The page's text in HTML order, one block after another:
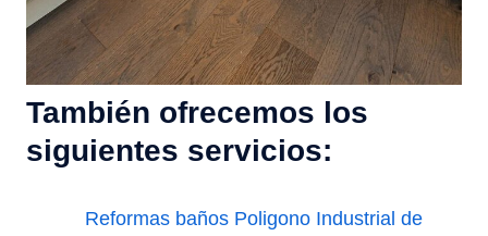
También ofrecemos los
siguientes servicios:
Reformas baños Poligono Industrial de